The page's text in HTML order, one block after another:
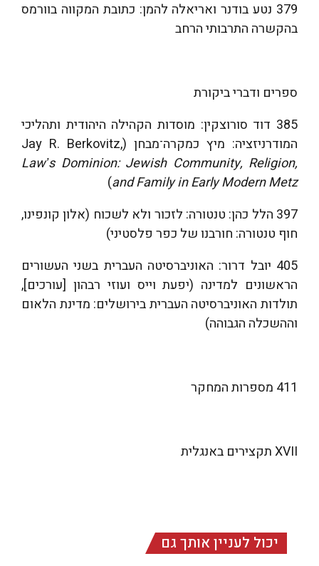
379 נטע בודנר ואריאלה להמן: כתובת המקווה בוורמס
בהקשרה התרבותי הרחב
ספרים ודברי ביקורת
385 דוד סורוצקין: מוסדות הקהילה היהודית ותהליכי
המודרניזציה: מיץ כמקרה־מבחן (Jay R. Berkovitz,
Lawʼs Dominion: Jewish Community, Religion,
and Family in Early Modern Metz
)
397 הלל כהן: טנטורה: לזכור ולא לשכוח (אלון קונפינו,
חוף טנטורה: חורבנו של כפר פלסטיני)
405 יובל דרור: האוניברסיטה העברית בשני העשורים
הראשונים למדינה (יפעת וייס ועוזי רבהון [עורכים],
תולדות האוניברסיטה העברית בירושלים: מדינת הלאום
וההשכלה הגבוהה)
411 מספרות המחקר
XVII תקצירים באנגלית
יכול לעניין אותך גם